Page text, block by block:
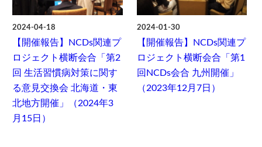
2024-04-18
【開催報告】NCDs関連プ
ロジェクト横断会合「第2
回 生活習慣病対策に関す
る意見交換会 北海道・東
北地方開催」（2024年3
月15日）
2024-01-30
【開催報告】NCDs関連プ
ロジェクト横断会合「第1
回NCDs会合 九州開催」
（2023年12月7日）